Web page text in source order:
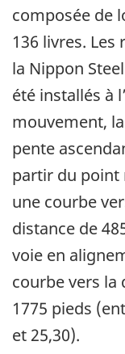
composée de
136 livres.
la Nippon
été installés à
mouvement,
pente
partir du point
une courbe
distance de
voie en
courbe vers la
1775 pieds
et 25,30).